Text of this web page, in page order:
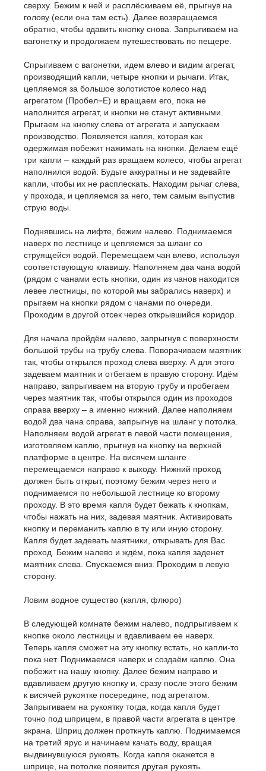
сверху. Бежим к ней и расплёскиваем её, прыгнув на
голову (если она там есть). Далее возвращаемся
обратно, чтобы вдавить кнопку снова. Запрыгиваем на
вагонетку и продолжаем путешествовать по пещере.
Спрыгиваем с вагонетки, идем влево и видим агрегат,
производящий капли, четыре кнопки и рычаги. Итак,
цепляемся за большое золотистое колесо над
агрегатом (Пробел=E) и вращаем его, пока не
наполнится агрегат, и кнопки не станут активными.
Прыгаем на кнопку слева от агрегата и запускаем
производство. Появляется капля, которая как
одержимая побежит нажимать на кнопки. Делаем ещё
три капли – каждый раз вращаем колесо, чтобы агрегат
наполнился водой. Будьте аккуратны и не задевайте
капли, чтобы их не расплескать. Находим рычаг слева,
у прохода, и цепляемся за него, тем самым выпустив
струю воды.
Поднявшись на лифте, бежим налево. Поднимаемся
наверх по лестнице и цепляемся за шланг со
струящейся водой. Перемещаем чан влево, используя
соответствующую клавишу. Наполняем два чана водой
(рядом с чанами есть кнопки, один из чанов находится
левее лестницы, по которой мы забрались наверх) и
прыгаем на кнопки рядом с чанами по очереди.
Проходим в другой отсек через открывшийся коридор.
Для начала пройдём налево, запрыгнув с поверхности
большой трубы на трубу слева. Поворачиваем маятник
так, чтобы открылся проход слева вверху. А для этого
задеваем маятник и отбегаем в правую сторону. Идём
направо, запрыгиваем на вторую трубу и пробегаем
через маятник так, чтобы открылся один из проходов
справа вверху – а именно нижний. Далее наполняем
водой два чана справа, запрыгнув на шланг у потолка.
Наполняем водой агрегат в левой части помещения,
изготовляем каплю, прыгнув на кнопку на верхней
платформе в центре. На висячем шланге
перемещаемся направо к выходу. Нижний проход
должен быть открыт, поэтому бежим через него и
поднимаемся по небольшой лестнице ко второму
проходу. В это время капля будет бежать к кнопкам,
чтобы нажать на них, задевая маятник. Активировать
кнопку и переманить каплю в ту или иную сторону.
Капля будет задевать маятники, открывать для Вас
проход. Бежим налево и ждём, пока капля заденет
маятник слева. Спускаемся вниз. Проходим в левую
сторону.
Ловим водное существо (капля, флюро)
В следующей комнате бежим налево, подпрыгиваем к
кнопке около лестницы и вдавливаем ее наверх.
Теперь капля сможет на эту кнопку встать, но капли-то
пока нет. Поднимаемся наверх и создаём каплю. Она
побежит на нашу кнопку. Далее бежим направо и
вдавливаем другую кнопку и, сразу после этого бежим
к висячей рукоятке посередине, под агрегатом.
Запрыгиваем на рукоятку тогда, когда капля будет
точно под шприцем, в правой части агрегата в центре
экрана. Шприц должен проткнуть каплю. Поднимаемся
на третий ярус и начинаем качать воду, вращая
выдвинувшуюся рукоять. Когда капля окажется в
шприце, на потолке появится другая рукоять.